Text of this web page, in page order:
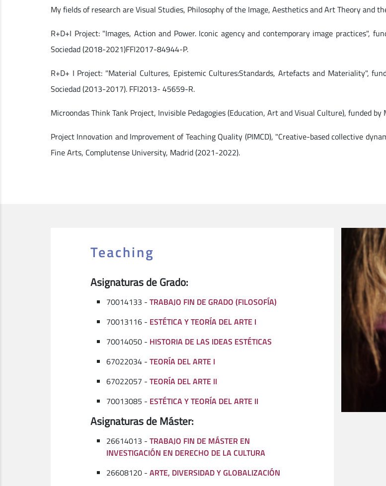
My fields of research are Visual Studies, Philosophy of the Image, Aesthetics and Art Theory and
R+D+I Project: "Images, Action and Power. Iconic agency and contemporary image practices",
Sociedad (2018-2021)FFI2017-84944-P.
R+D+ I Project: "Material Cultures, Epistemic Cultures:Standards, Artefacts and Materiality",
Sociedad (2013-2017). FFI2013- 45659-R.
Microondas Think Tank Project, Invisible Pedagogies (Education, Art and Visual Culture), funded
Project Innovation and Improvement of Teaching Quality (PIMCD), "Creative-based collective
Fine Arts, Complutense University, Madrid (2021-2022).
Teaching
Asignaturas de Grado:
70014133 - TRABAJO FIN DE GRADO (FILOSOFÍA)
70013116 - ESTÉTICA Y TEORÍA DEL ARTE I
70014050 - HISTORIA DE LAS IDEAS ESTÉTICAS
67022034 - TEORÍA DEL ARTE I
67022057 - TEORÍA DEL ARTE II
70013085 - ESTÉTICA Y TEORÍA DEL ARTE II
Asignaturas de Máster:
26614013 - TRABAJO FIN DE MÁSTER EN
INVESTIGACIÓN EN DERECHO DE LA CULTURA
26608120 - ARTE, DIVERSIDAD Y GLOBALIZACIÓN